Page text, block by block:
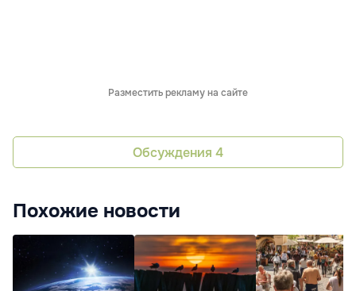
Разместить рекламу на сайте
Обсуждения 4
Похожие новости